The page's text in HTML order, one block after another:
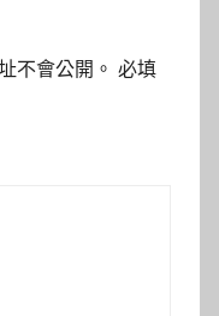
不會公開。 必填